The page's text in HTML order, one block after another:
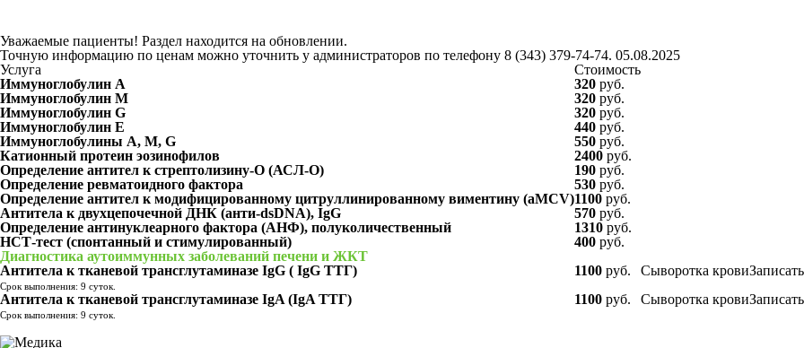
Уважаемые пациенты! Раздел находится на обновлении.
Точную информацию по ценам можно уточнить у администраторов по телефону 8 (343) 379-74-74. 05.08.2025
Услуга
Стоимость
Иммуноглобулин A
320 руб.
Иммуноглобулин M
320 руб.
Иммуноглобулин G
320 руб.
Иммуноглобулин Е
440 руб.
Иммуноглобулины A, M, G
550 руб.
Катионный протеин эозинофилов
2400 руб.
Определение антител к стрептолизину-О (АСЛ-О)
190 руб.
Определение ревматоидного фактора
530 руб.
Определение антител к модифицированному цитруллинированному виментину (aMCV)1100 руб.
Антитела к двухцепочечной ДНК (анти-dsDNA), IgG
570 руб.
Определение антинуклеарного фактора (АНФ), полуколичественный
1310 руб.
НСТ-тест (спонтанный и стимулированный)
400 руб.
Диагностика аутоиммунных заболеваний печени и ЖКТ
Антитела к тканевой трансглутаминазе IgG ( IgG ТТГ)
Срок выполнения: 9 суток.
1100 руб. Сыворотка крови
Антитела к тканевой трансглутаминазе IgA (IgA ТТГ)
Срок выполнения: 9 суток.
1100 руб. Сыворотка крови